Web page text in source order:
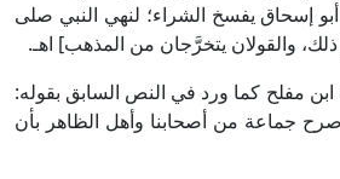
إسحاق يفسخ الشراء؛ لنهي النبي صلى
والقولان يتخرَّجان من المذهب] اهـ.
ابن مفلح كما ورد في النص السابق بقوله:
جماعة من أصحابنا وأهل الظاهر بأن